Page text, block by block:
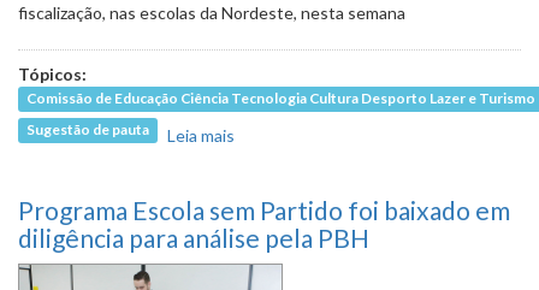
fiscalização, nas escolas da Nordeste, nesta semana
Tópicos:
Comissão de Educação Ciência Tecnologia Cultura Desporto Lazer e Turismo
Sugestão de pauta
Leia mais
Programa Escola sem Partido foi baixado em
diligência para análise pela PBH